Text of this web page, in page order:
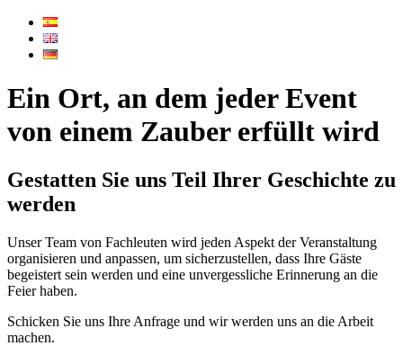
Ein Ort, an dem jeder Event
von einem Zauber erfüllt wird
Gestatten Sie uns Teil Ihrer Geschichte zu
werden
Unser Team von Fachleuten wird jeden Aspekt der Veranstaltung
organisieren und anpassen, um sicherzustellen, dass Ihre Gäste
begeistert sein werden und eine unvergessliche Erinnerung an die
Feier haben.
Schicken Sie uns Ihre Anfrage und wir werden uns an die Arbeit
machen.